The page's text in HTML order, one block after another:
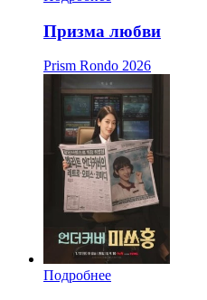
Призма любви
Prism Rondo 2026
Подробнее